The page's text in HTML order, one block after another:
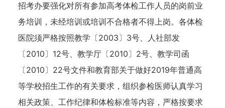
招考办要强化对所有参加高考体检工作人员的岗前业
务培训，未经培训或培训不合格者不得上岗。各体检
医院须严格按照教学〔2003〕3号、人社部发
〔2010〕12号、教学厅〔2010〕2号、教学司函
〔2010〕22号文件和教育部关于做好2019年普通高
等学校招生工作的有关要求，组织参检医师认真学习
相关政策、工作纪律和体检标准等内容，严格按要求